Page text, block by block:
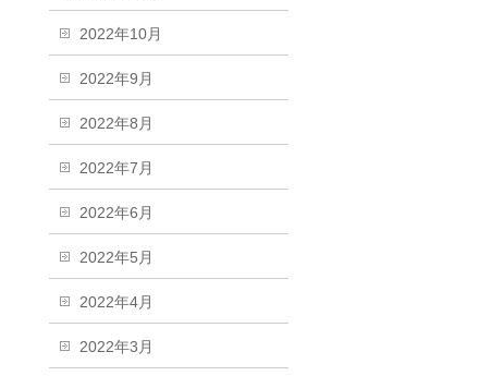
2022年10月
2022年9月
2022年8月
2022年7月
2022年6月
2022年5月
2022年4月
2022年3月